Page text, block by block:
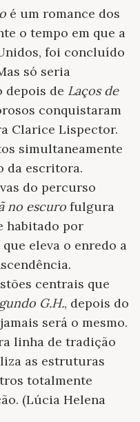
é um romance dos
o tempo em que a
foi concluído
só seria
depois de Laços de
conquistaram
Clarice Lispector.
simultaneamente
da escritora.
do percurso
no escuro fulgura
habitado por
eleva o enredo a
centrais que
G.H., depois do
será o mesmo.
linha de tradição
as estruturas
totalmente
(Lúcia Helena